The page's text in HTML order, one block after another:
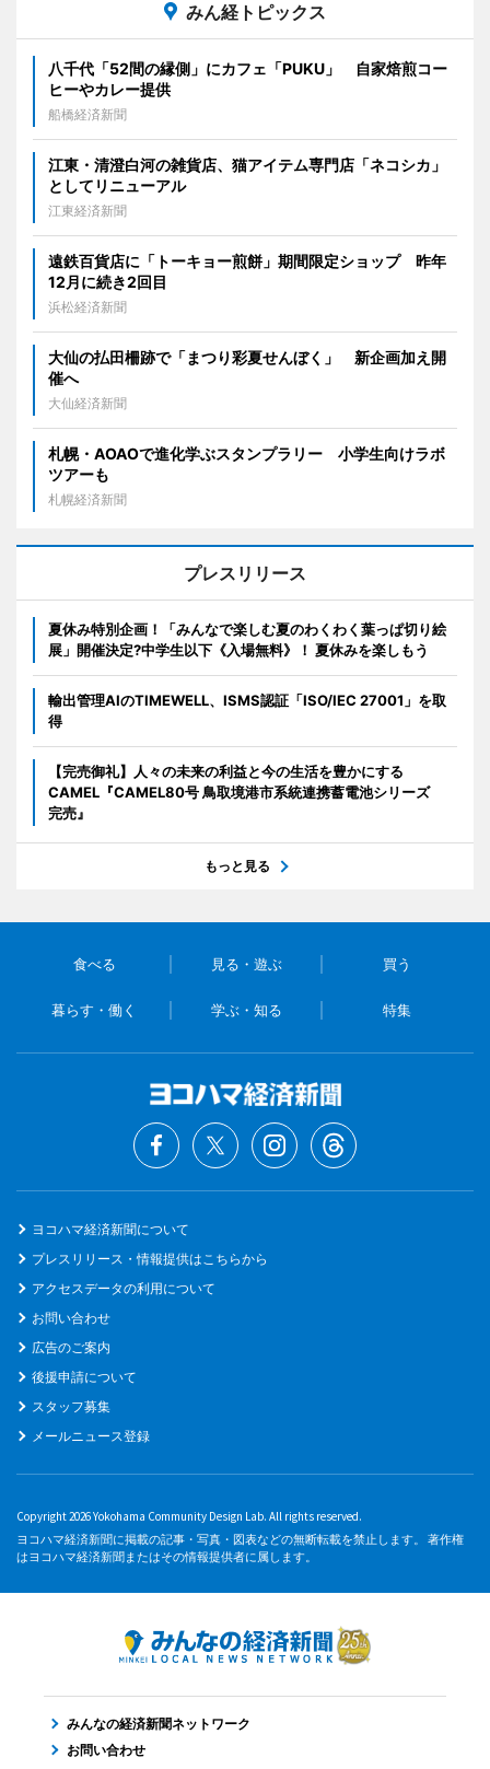
みん経トピックス
八千代「52間の縁側」にカフェ「PUKU」 自家焙煎コー
ヒーやカレー提供
船橋経済新聞
江東・清澄白河の雑貨店、猫アイテム専門店「ネコシカ」
としてリニューアル
江東経済新聞
遠鉄百貨店に「トーキョー煎餅」期間限定ショップ 昨年
12月に続き2回目
浜松経済新聞
大仙の払田柵跡で「まつり彩夏せんぼく」 新企画加え開
催へ
大仙経済新聞
札幌・AOAOで進化学ぶスタンプラリー 小学生向けラボ
ツアーも
札幌経済新聞
プレスリリース
夏休み特別企画！「みんなで楽しむ夏のわくわく葉っぱ切り絵
展」開催決定?中学生以下《入場無料》！ 夏休みを楽しもう
輸出管理AIのTIMEWELL、ISMS認証「ISO/IEC 27001」を取
得
【完売御礼】人々の未来の利益と今の生活を豊かにする
CAMEL『CAMEL80号 鳥取境港市系統連携蓄電池シリーズ
完売』
もっと見る
食べる 見る・遊ぶ 買う
暮らす・働く 学ぶ・知る 特集
ヨコハマ経済新聞について
プレスリリース・情報提供はこちらから
アクセスデータの利用について
お問い合わせ
広告のご案内
後援申請について
スタッフ募集
メールニュース登録
Copyright 2026 Yokohama Community Design Lab. All rights reserved.
ヨコハマ経済新聞に掲載の記事・写真・図表などの無断転載を禁止します。 著作権
はヨコハマ経済新聞またはその情報提供者に属します。
みんなの経済新聞ネットワーク
お問い合わせ